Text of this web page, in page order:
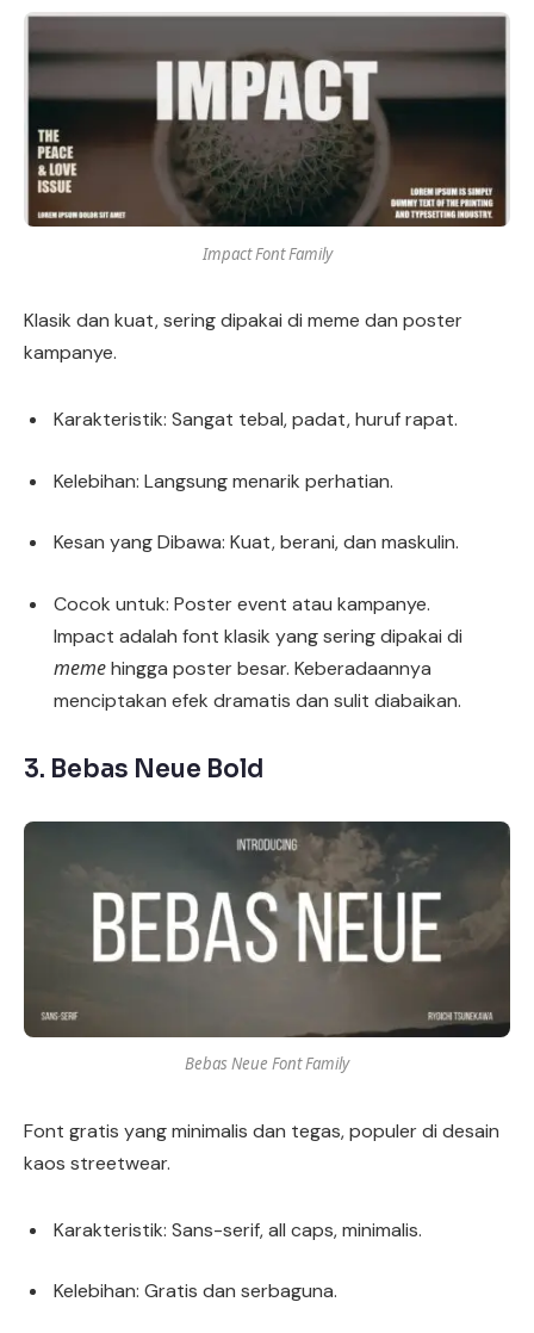
Impact Font Family
Klasik dan kuat, sering dipakai di meme dan poster
kampanye.
Karakteristik: Sangat tebal, padat, huruf rapat.
Kelebihan: Langsung menarik perhatian.
Kesan yang Dibawa: Kuat, berani, dan maskulin.
Cocok untuk: Poster event atau kampanye.
Impact adalah font klasik yang sering dipakai di
memehingga poster besar. Keberadaannya
menciptakan efek dramatis dan sulit diabaikan.
3. Bebas Neue Bold
Bebas Neue Font Family
Font gratis yang minimalis dan tegas, populer di desain
kaos streetwear.
Karakteristik: Sans-serif, all caps, minimalis.
Kelebihan: Gratis dan serbaguna.